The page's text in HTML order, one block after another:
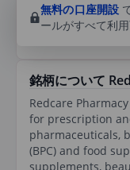
無料の口座開設
ールがすべて利
銘柄について
Redcare
for prescription
pharmaceuticals,
(BPC) and food
supplements,